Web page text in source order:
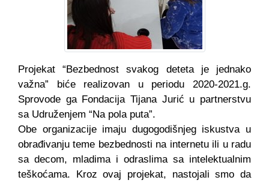
Projekat “Bezbednost svakog deteta je jednako
važna” biće realizovan u periodu 2020-2021.g.
Sprovode ga Fondacija Tijana Jurić u partnerstvu
sa Udruženjem “Na pola puta”.
Obe organizacije imaju dugogodišnjeg iskustva u
obrađivanju teme bezbednosti na internetu ili u radu
sa decom, mladima i odraslima sa intelektualnim
teškoćama. Kroz ovaj projekat, nastojali smo da